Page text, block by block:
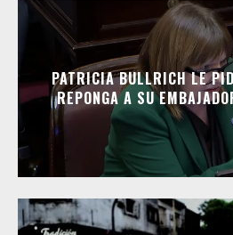
PATRICIA BULLRICH LE
REPONGA A SU